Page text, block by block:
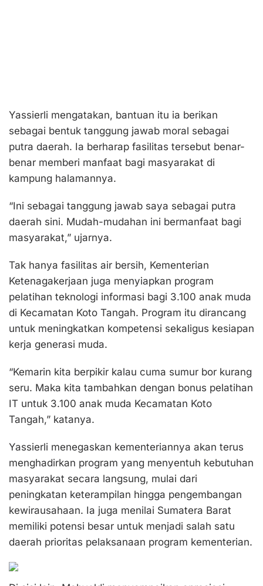
Yassierli mengatakan, bantuan itu ia berikan
sebagai bentuk tanggung jawab moral sebagai
putra daerah. Ia berharap fasilitas tersebut benar-
benar memberi manfaat bagi masyarakat di
kampung halamannya.
“Ini sebagai tanggung jawab saya sebagai putra
daerah sini. Mudah-mudahan ini bermanfaat bagi
masyarakat,” ujarnya.
Tak hanya fasilitas air bersih, Kementerian
Ketenagakerjaan juga menyiapkan program
pelatihan teknologi informasi bagi 3.100 anak muda
di Kecamatan Koto Tangah. Program itu dirancang
untuk meningkatkan kompetensi sekaligus kesiapan
kerja generasi muda.
“Kemarin kita berpikir kalau cuma sumur bor kurang
seru. Maka kita tambahkan dengan bonus pelatihan
IT untuk 3.100 anak muda Kecamatan Koto
Tangah,” katanya.
Yassierli menegaskan kementeriannya akan terus
menghadirkan program yang menyentuh kebutuhan
masyarakat secara langsung, mulai dari
peningkatan keterampilan hingga pengembangan
kewirausahaan. Ia juga menilai Sumatera Barat
memiliki potensi besar untuk menjadi salah satu
daerah prioritas pelaksanaan program kementerian.